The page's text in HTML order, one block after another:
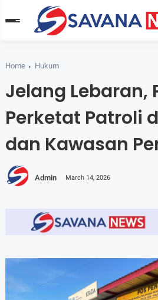
Home Hukum
Jelang Lebaran,
Perketat Patroli
dan Kawasan
Admin March 14, 2026